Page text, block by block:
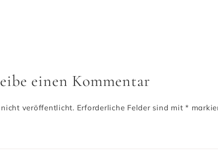
einen Kommentar
veröffentlicht. Erforderliche Felder sind mit*